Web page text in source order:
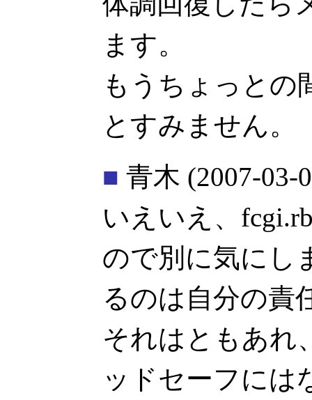
ます。
もうちょっとの
とすみません。
■ 青木 (2007-03-
いえいえ、
ので別に気にし
るのは自分の責
それはともあれ
ッドセーフには